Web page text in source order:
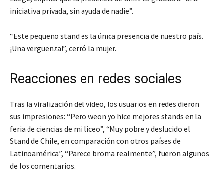
iniciativa privada, sin ayuda de nadie”.
“Este pequeño stand es la única presencia de nuestro país.
¡Una vergüenza!”, cerró la mujer.
Reacciones en redes sociales
Tras la viralización del video, los usuarios en redes dieron
sus impresiones: “Pero weon yo hice mejores stands en la
feria de ciencias de mi liceo”, “Muy pobre y deslucido el
Stand de Chile, en comparación con otros países de
Latinoamérica”, “Parece broma realmente”, fueron algunos
de los comentarios.